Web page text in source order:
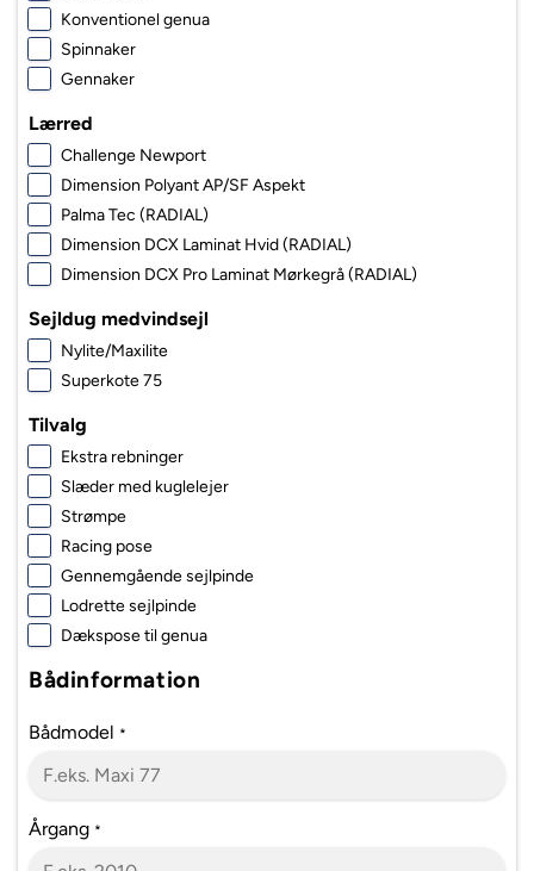
Konventionel genua
Spinnaker
Gennaker
Lærred
Challenge Newport
Dimension Polyant AP/SF Aspekt
Palma Tec (RADIAL)
Dimension DCX Laminat Hvid (RADIAL)
Dimension DCX Pro Laminat Mørkegrå (RADIAL)
Sejldug medvindsejl
Nylite/Maxilite
Superkote 75
Tilvalg
Ekstra rebninger
Slæder med kuglelejer
Strømpe
Racing pose
Gennemgående sejlpinde
Lodrette sejlpinde
Dækspose til genua
Bådinformation
Bådmodel *
Årgang *